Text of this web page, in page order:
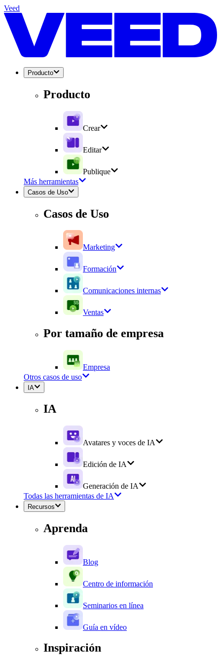
Veed
Producto
Producto
Crear
Editar
Publique
Más herramientas
Casos de Uso
Casos de Uso
Marketing
Formación
Comunicaciones internas
Ventas
Por tamaño de empresa
Empresa
Otros casos de uso
IA
IA
Avatares y voces de IA
Edición de IA
Generación de IA
Todas las herramientas de IA
Recursos
Aprenda
Blog
Centro de información
Seminarios en línea
Guía en vídeo
Inspiración